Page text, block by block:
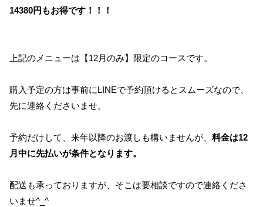
14380円もお得です！！！
上記のメニューは【12月のみ】限定のコースです。
購入予定の方は事前にLINEで予約頂けるとスムーズなので、
先に連絡くださいませ。
予約だけして、来年以降のお渡しも構いませんが、 料金は12
月中に先払いが条件となります。
配送も承っておりますが、そこは要相談ですので連絡くださ
いませ^_^